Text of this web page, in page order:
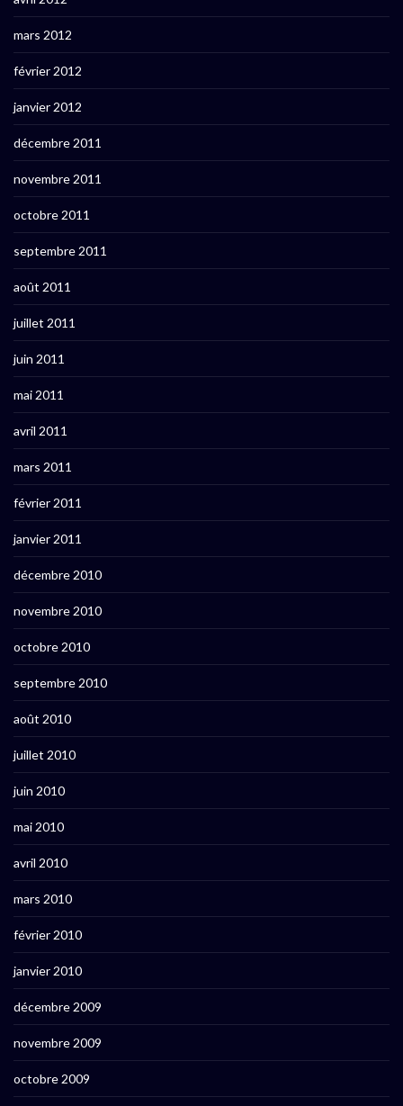
mars 2012
février 2012
janvier 2012
décembre 2011
novembre 2011
octobre 2011
septembre 2011
août 2011
juillet 2011
juin 2011
mai 2011
avril 2011
mars 2011
février 2011
janvier 2011
décembre 2010
novembre 2010
octobre 2010
septembre 2010
août 2010
juillet 2010
juin 2010
mai 2010
avril 2010
mars 2010
février 2010
janvier 2010
décembre 2009
novembre 2009
octobre 2009